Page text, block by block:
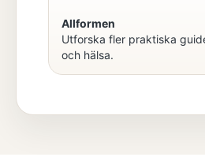
Allformen
Utforska fler praktiska
och hälsa.